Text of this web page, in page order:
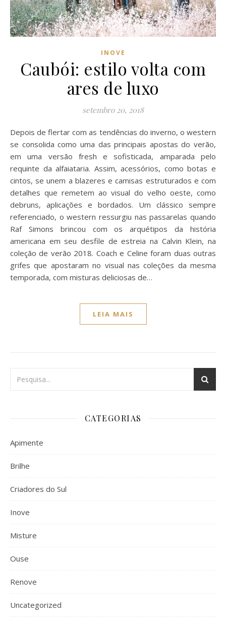
INOVE
Caubói: estilo volta com
ares de luxo
setembro 20, 2018
Depois de flertar com as tendências do inverno, o western
se consolida como uma das principais apostas do verão,
em uma versão fresh e sofisticada, amparada pelo
requinte da alfaiataria. Assim, acessórios, como botas e
cintos, se unem a blazeres e camisas estruturados e com
detalhes que remetem ao visual do velho oeste, como
debruns, aplicações e bordados. Um clássico sempre
referenciado, o western ressurgiu nas passarelas quando
Raf Simons brincou com os arquétipos da história
americana em seu desfile de estreia na Calvin Klein, na
coleção de verão 2018. Coach e Celine foram duas outras
grifes que apostaram no visual nas coleções da mesma
temporada, com misturas deliciosas de…
LEIA MAIS
CATEGORIAS
Apimente
Brilhe
Criadores do Sul
Inove
Misture
Ouse
Renove
Uncategorized